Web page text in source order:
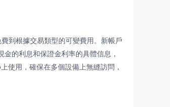
到根據交易類型的可變費用。新帳戶
的利息和保證金利率的具體信息，
使用，確保在多個設備上無縫訪問，